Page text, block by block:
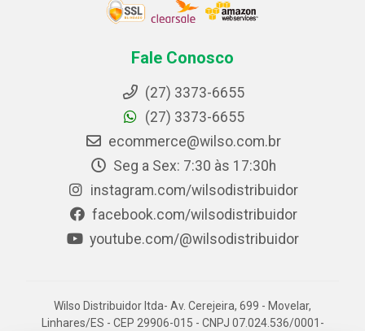
Fale Conosco
(27) 3373-6655
(27) 3373-6655
ecommerce@wilso.com.br
Seg a Sex: 7:30 às 17:30h
instagram.com/wilsodistribuidor
facebook.com/wilsodistribuidor
youtube.com/@wilsodistribuidor
Wilso Distribuidor ltda- Av. Cerejeira, 699 - Movelar,
Linhares/ES - CEP 29906-015 - CNPJ 07.024.536/0001-